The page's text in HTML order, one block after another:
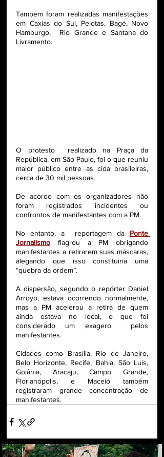
Também foram realizadas manifestações
em Caxias do Sul, Pelotas, Bagé, Novo
Hamburgo,  Rio Grande e Santana do
Livramento.
O protesto  realizado na Praça da
República, em São Paulo, foi o que reuniu
maior público entre as cida brasileiras,
cerca de 30 mil pessoas.
De acordo com os organizadores não
foram registrados incidentes ou
confrontos de manifestantes com a PM.
No entanto, a  reportagem da Ponte
Jornalismo
flagrou a PM obrigando
manifestantes a retirarem suas máscaras,
alegando que isso constituiria uma
“quebra da ordem”.
A dispersão, segundo o repórter Daniel
Arroyo, estava ocorrendo normalmente,
mas a PM acelerou a retira de quem
ainda estava no local, o que foi
considerado um exagero  pelos
manifestantes.
Cidades como Brasília, Rio de Janeiro,
Belo Horizonte, Recife, Bahia, São Luís,
Goiânia, Aracaju, Campo Grande,
Florianópolis, e Maceió também
registraram grande concentração de
manifestantes.